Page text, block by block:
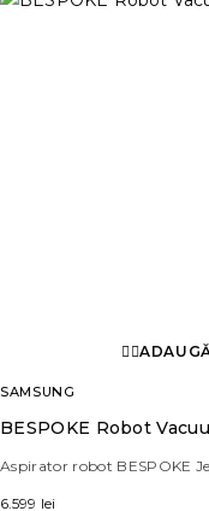
SAMSUNG
BESPOKE Robot
Aspirator robot BESPOKE
6.599 lei